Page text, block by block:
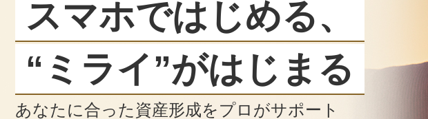
スマホではじめる、
“ミライ”がはじまる
あなたに合った資産形成をプロがサポート